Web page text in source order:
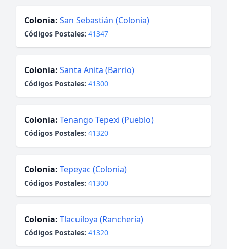
Colonia: San Sebastián (Colonia)
Códigos Postales: 41347
Colonia: Santa Anita (Barrio)
Códigos Postales: 41300
Colonia: Tenango Tepexi (Pueblo)
Códigos Postales: 41320
Colonia: Tepeyac (Colonia)
Códigos Postales: 41300
Colonia: Tlacuiloya (Ranchería)
Códigos Postales: 41320